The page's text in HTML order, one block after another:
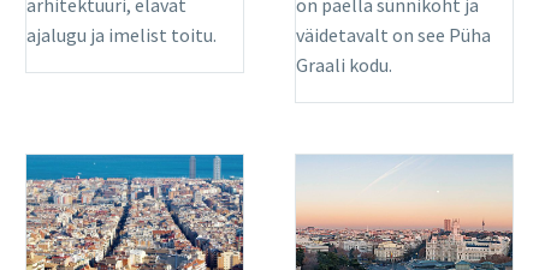
arhitektuuri, elavat
ajalugu ja imelist toitu.
on paella sünnikoht ja
väidetavalt on see Püha
Graali kodu.